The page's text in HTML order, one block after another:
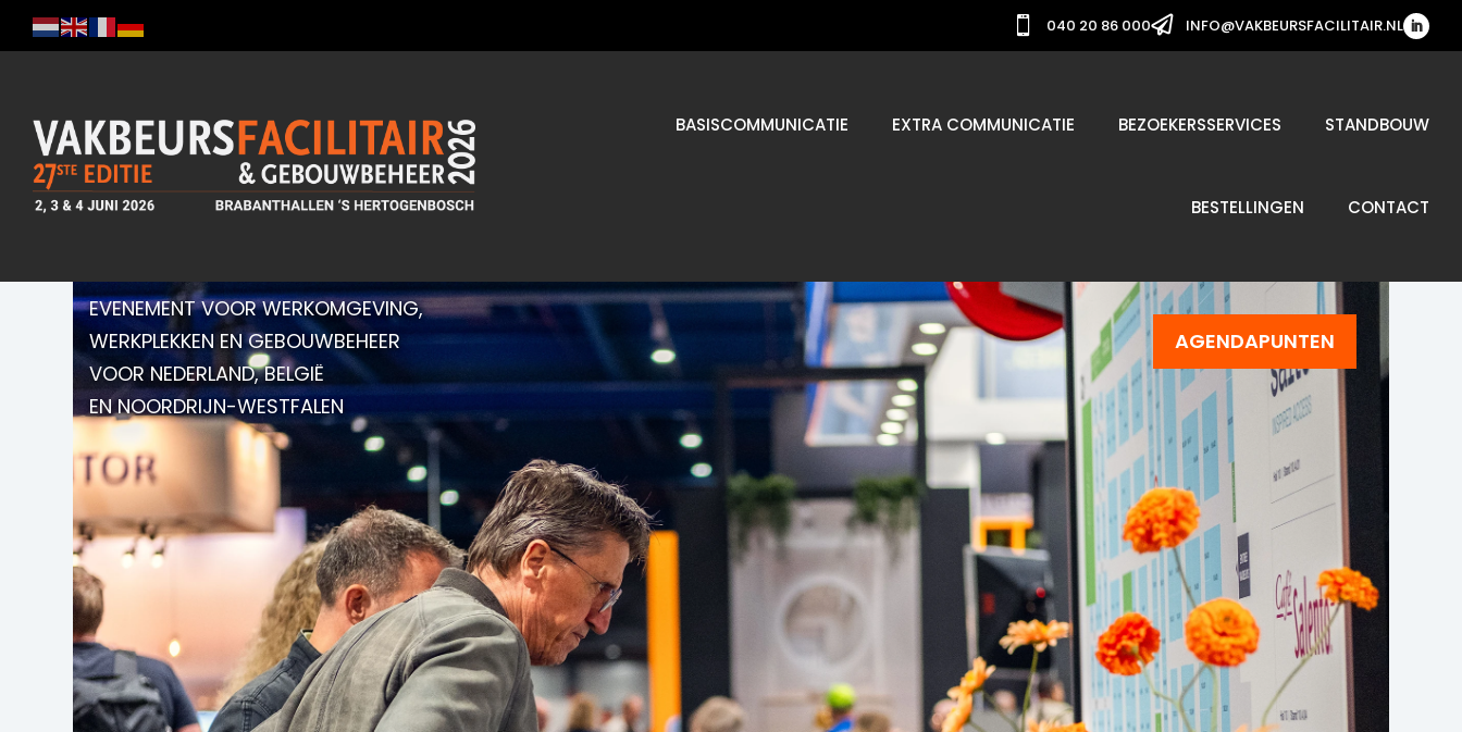
 040 20 86 000 INFO@VAKBEURSFACILITAIR.NL
BASISCOMMUNICATIE EXTRA COMMUNICATIE BEZOEKERSSERVICES STANDBOUW
BESTELLINGEN CONTACT
EVENEMENT VOOR WERKOMGEVING,
WERKPLEKKEN EN GEBOUWBEHEER
VOOR NEDERLAND, BELGIË
EN NOORDRIJN-WESTFALEN
AGENDAPUNTEN